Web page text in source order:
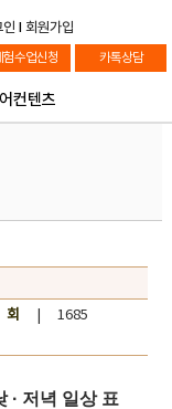
인 l 회원가입
험수업신청 카톡상담
컨텐츠
| 1685
저녁 일상 표